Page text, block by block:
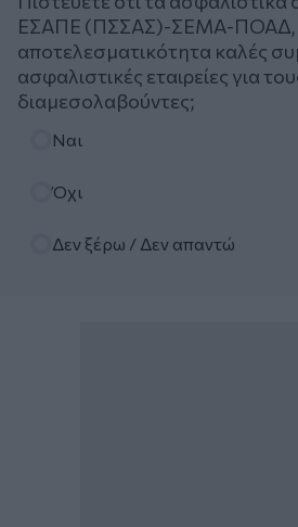
ΕΣΑΠΕ (ΠΣΣΑΣ)-ΣΕΜΑ-ΠΟΑΔ,
αποτελεσματικότητα καλές
ασφαλιστικές εταιρείες για
διαμεσολαβούντες;
Ναι
Όχι
Δεν ξέρω / Δεν απαντώ